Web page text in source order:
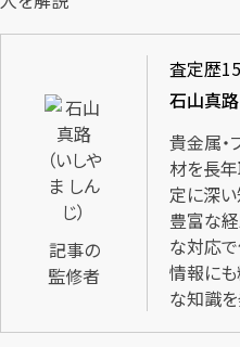
記事の
監修者
査定歴
石山真路
貴金属・
材を長
定に深
豊富な
な対応
情報に
な知識を